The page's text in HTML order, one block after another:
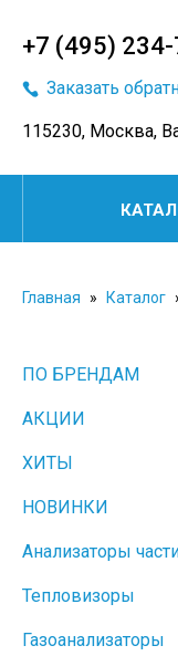
+7 (495)
Заказать
115230, Москва,
Главная » Каталог
ПО БРЕНДАМ
АКЦИИ
ХИТЫ
НОВИНКИ
Анализаторы
Тепловизоры
Газоанализаторы